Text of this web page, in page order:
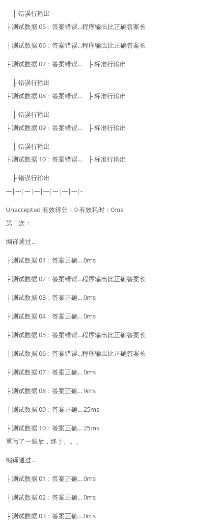
├ 错误行输出
├ 测试数据 05：答案错误...程序输出比正确答案长
├ 测试数据 06：答案错误...程序输出比正确答案长
├ 测试数据 07：答案错误... ├ 标准行输出
├ 错误行输出
├ 测试数据 08：答案错误... ├ 标准行输出
├ 错误行输出
├ 测试数据 09：答案错误... ├ 标准行输出
├ 错误行输出
├ 测试数据 10：答案错误... ├ 标准行输出
├ 错误行输出
---|---|---|---|---|---|---|---|-
Unaccepted 有效得分：0 有效耗时：0ms
第二次：
编译通过...
├ 测试数据 01：答案正确... 0ms
├ 测试数据 02：答案错误...程序输出比正确答案长
├ 测试数据 03：答案正确... 0ms
├ 测试数据 04：答案正确... 0ms
├ 测试数据 05：答案错误...程序输出比正确答案长
├ 测试数据 06：答案错误...程序输出比正确答案长
├ 测试数据 07：答案正确... 0ms
├ 测试数据 08：答案正确... 9ms
├ 测试数据 09：答案正确... 25ms
├ 测试数据 10：答案正确... 25ms
重写了一遍后，终于。。。
编译通过...
├ 测试数据 01：答案正确... 0ms
├ 测试数据 02：答案正确... 0ms
├ 测试数据 03：答案正确... 0ms